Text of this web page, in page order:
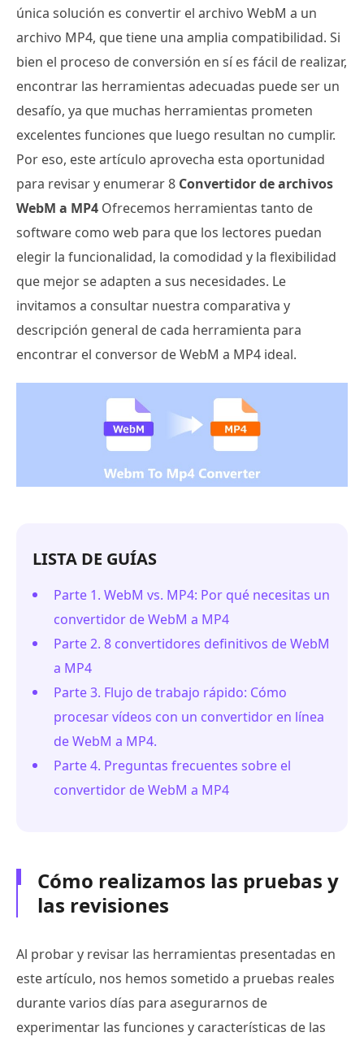
única solución es convertir el archivo WebM a un
archivo MP4, que tiene una amplia compatibilidad. Si
bien el proceso de conversión en sí es fácil de realizar,
encontrar las herramientas adecuadas puede ser un
desafío, ya que muchas herramientas prometen
excelentes funciones que luego resultan no cumplir.
Por eso, este artículo aprovecha esta oportunidad
para revisar y enumerar 8 Convertidor de archivos
WebM a MP4 Ofrecemos herramientas tanto de
software como web para que los lectores puedan
elegir la funcionalidad, la comodidad y la flexibilidad
que mejor se adapten a sus necesidades. Le
invitamos a consultar nuestra comparativa y
descripción general de cada herramienta para
encontrar el conversor de WebM a MP4 ideal.
LISTA DE GUÍAS
Parte 1. WebM vs. MP4: Por qué necesitas un
convertidor de WebM a MP4
Parte 2. 8 convertidores definitivos de WebM
a MP4
Parte 3. Flujo de trabajo rápido: Cómo
procesar vídeos con un convertidor en línea
de WebM a MP4.
Parte 4. Preguntas frecuentes sobre el
convertidor de WebM a MP4
Cómo realizamos las pruebas y
las revisiones
Al probar y revisar las herramientas presentadas en
este artículo, nos hemos sometido a pruebas reales
durante varios días para asegurarnos de
experimentar las funciones y características de las